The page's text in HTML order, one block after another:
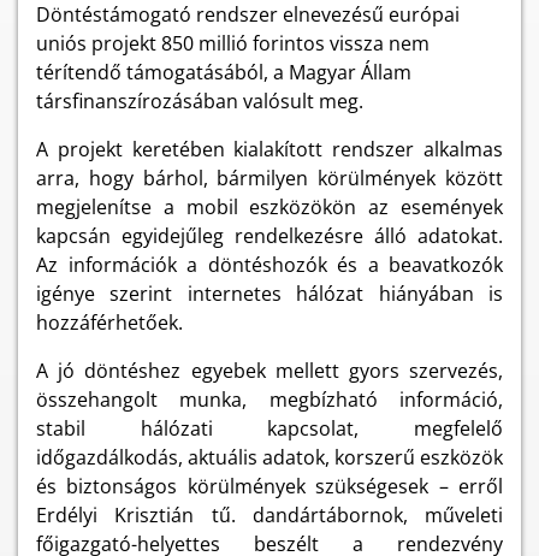
Döntéstámogató rendszer elnevezésű európai
uniós projekt 850 millió forintos vissza nem
térítendő támogatásából, a Magyar Állam
társfinanszírozásában valósult meg.
A projekt keretében kialakított rendszer alkalmas
arra, hogy bárhol, bármilyen körülmények között
megjelenítse a mobil eszközökön az események
kapcsán egyidejűleg rendelkezésre álló adatokat.
Az információk a döntéshozók és a beavatkozók
igénye szerint internetes hálózat hiányában is
hozzáférhetőek.
A jó döntéshez egyebek mellett gyors szervezés,
összehangolt munka, megbízható információ,
stabil hálózati kapcsolat, megfelelő
időgazdálkodás, aktuális adatok, korszerű eszközök
és biztonságos körülmények szükségesek – erről
Erdélyi Krisztián tű. dandártábornok, műveleti
főigazgató-helyettes beszélt a rendezvény